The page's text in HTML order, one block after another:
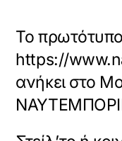
Το
https://
ανήκει στο